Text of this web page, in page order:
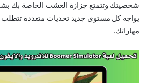
شخصيتك وتتمتع جزازة العشب الخاصة بك
يواجه كل مستوى جديد تحديات متعددة
مهاراتك.